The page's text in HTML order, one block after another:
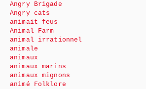
Angry Brigade
Angry cats
animait feus
Animal Farm
animal irrationnel
animale
animaux
animaux marins
animaux mignons
animé Folklore